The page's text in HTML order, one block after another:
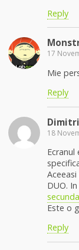
Reply
17
Mie
Reply
18
Ecranul
DUO.
Este o
Reply